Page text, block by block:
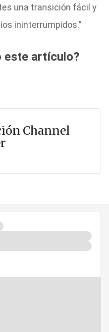
una transición fácil y
ininterrumpidos.”
este artículo?
Channel